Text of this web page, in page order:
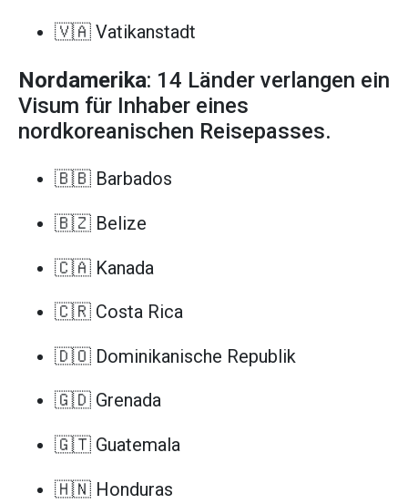
🇻🇦 Vatikanstadt
Nordamerika: 14 Länder verlangen ein
Visum für Inhaber eines
nordkoreanischen Reisepasses.
🇧🇧 Barbados
🇧🇿 Belize
🇨🇦 Kanada
🇨🇷 Costa Rica
🇩🇴 Dominikanische Republik
🇬🇩 Grenada
🇬🇹 Guatemala
🇭🇳 Honduras